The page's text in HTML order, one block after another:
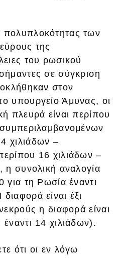
των
της
του ρωσικού
σε σύγκριση
στον
υπουργείο Άμυνας, οι
πλευρά είναι περίπου
χιλιάδων –
16 χιλιάδων –
η συνολική αναλογία
για τη Ρωσία έναντι
είναι έξι
η διαφορά είναι
14 χιλιάδων).
ότι οι εν λόγω